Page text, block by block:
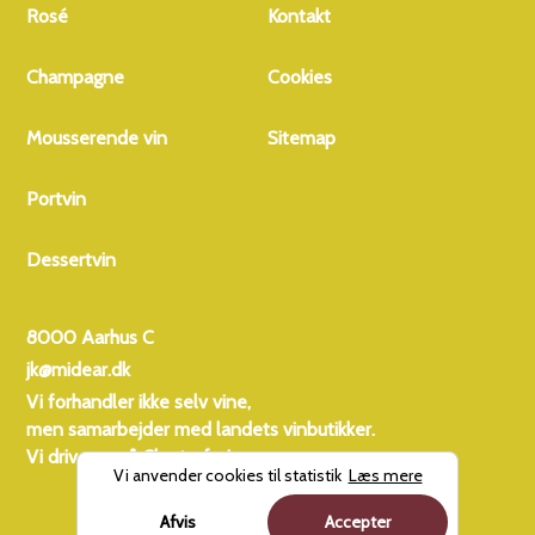
Rosé
Champagne
Mousserende vin
Portvin
Dessertvin
Kontakt
Cookies
Sitemap
8000 Aarhus C
jk@midear.dk
Vi forhandler ikke selv vine,
men samarbejder med landets vinbutikker.
Vi driver også Charterferien
Vi anvender cookies til statistik Læs mere
Afvis Accepter